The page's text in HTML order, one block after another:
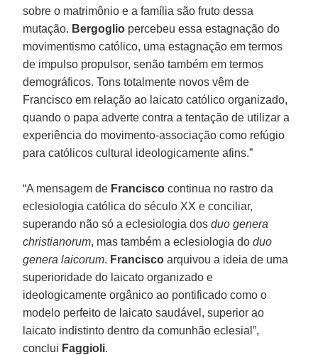
sobre o matrimônio e a família são fruto dessa
mutação. Bergoglio percebeu essa estagnação do
movimentismo católico, uma estagnação em termos
de impulso propulsor, senão também em termos
demográficos. Tons totalmente novos vêm de
Francisco em relação ao laicato católico organizado,
quando o papa adverte contra a tentação de utilizar a
experiência do movimento-associação como refúgio
para católicos cultural ideologicamente afins.”
“A mensagem de Francisco continua no rastro da
eclesiologia católica do século XX e conciliar,
superando não só a eclesiologia dosduo genera
christianorum, mas também a eclesiologia doduo
genera laicorum. Francisco arquivou a ideia de uma
superioridade do laicato organizado e
ideologicamente orgânico ao pontificado como o
modelo perfeito de laicato saudável, superior ao
laicato indistinto dentro da comunhão eclesial”,
conclui Faggioli.